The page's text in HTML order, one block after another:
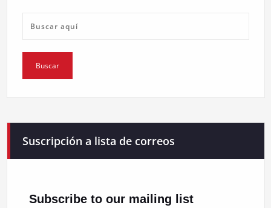
Suscripción a lista de correos
Subscribe to our mailing list